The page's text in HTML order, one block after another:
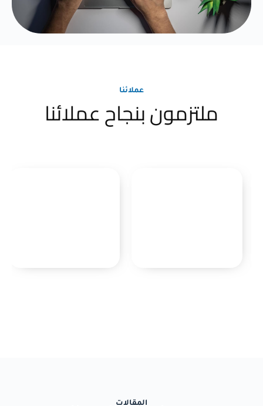
عملائنا
ملتزمون بنجاح عملائنا
المقالات